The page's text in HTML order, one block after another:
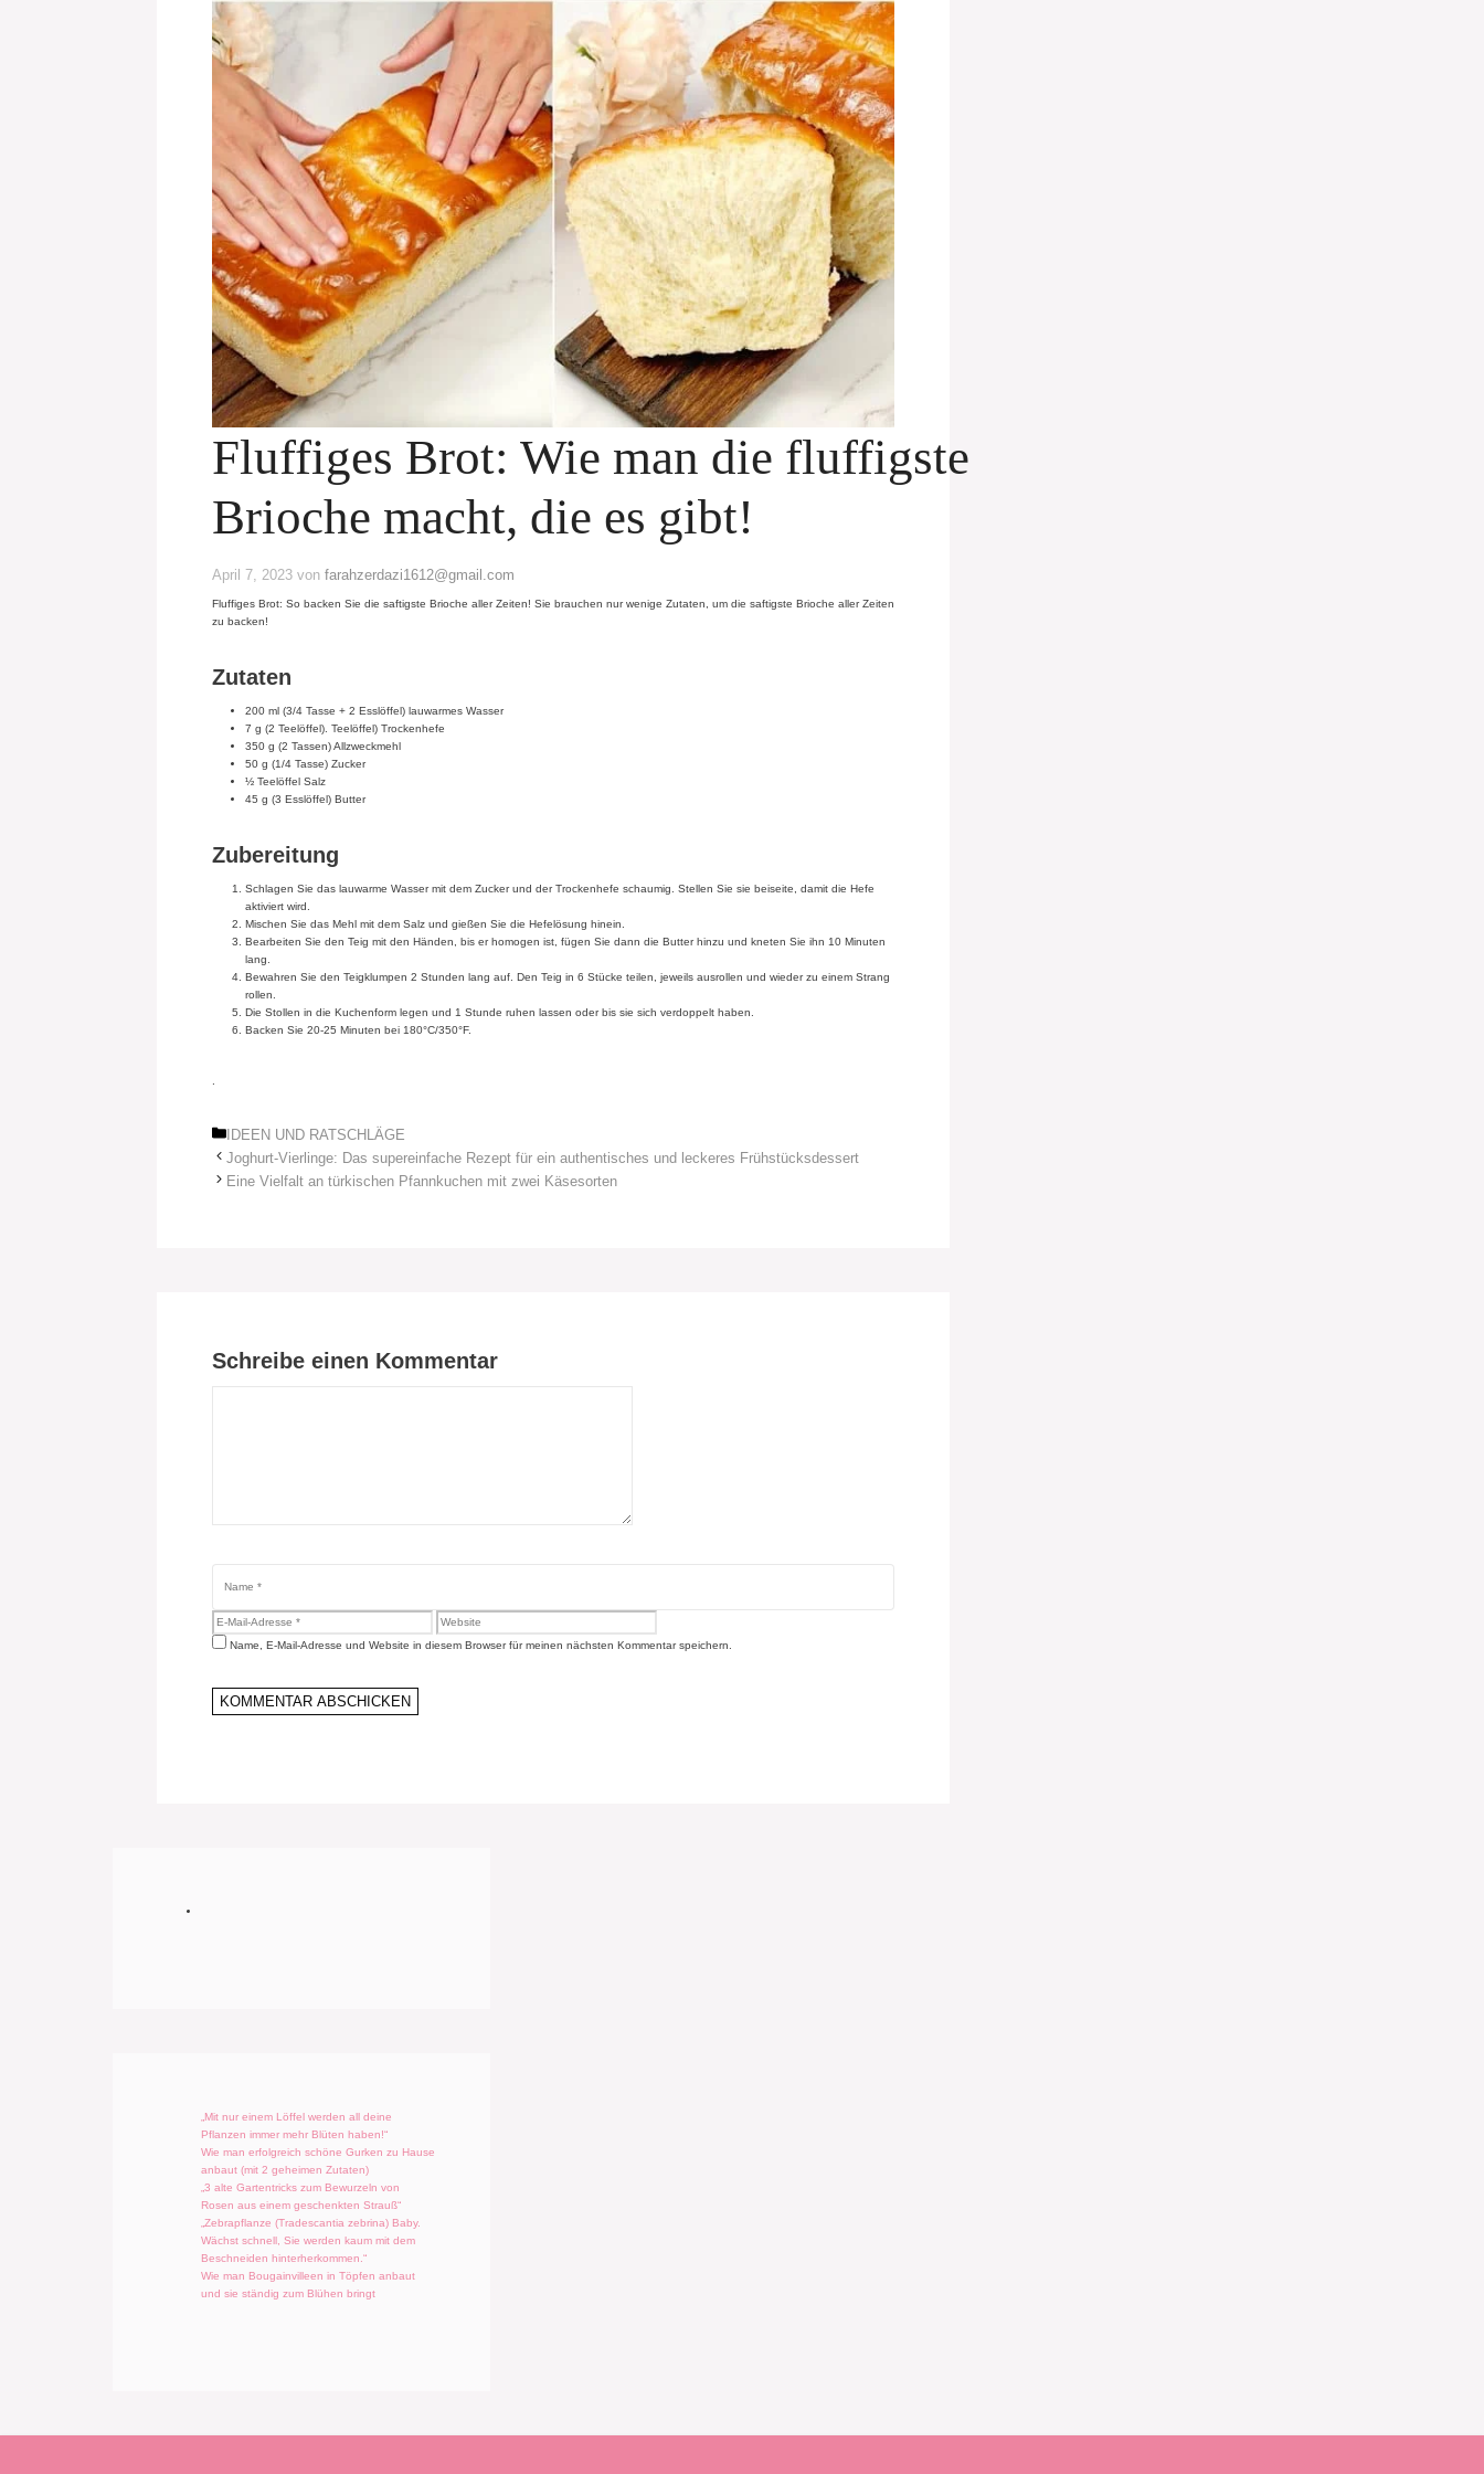
Fluffiges Brot: Wie man die fluffigste
Brioche macht, die es gibt!
April 7, 2023 von farahzerdazi1612@gmail.com
Fluffiges Brot: So backen Sie die saftigste Brioche aller Zeiten! Sie brauchen nur wenige Zutaten, um die saftigste Brioche aller Zeiten
zu backen!
Zutaten
200 ml (3/4 Tasse + 2 Esslöffel) lauwarmes Wasser
7 g (2 Teelöffel). Teelöffel) Trockenhefe
350 g (2 Tassen) Allzweckmehl
50 g (1/4 Tasse) Zucker
½ Teelöffel Salz
45 g (3 Esslöffel) Butter
Zubereitung
Schlagen Sie das lauwarme Wasser mit dem Zucker und der Trockenhefe schaumig. Stellen Sie sie beiseite, damit die Hefe
aktiviert wird.
Mischen Sie das Mehl mit dem Salz und gießen Sie die Hefelösung hinein.
Bearbeiten Sie den Teig mit den Händen, bis er homogen ist, fügen Sie dann die Butter hinzu und kneten Sie ihn 10 Minuten
lang.
Bewahren Sie den Teigklumpen 2 Stunden lang auf. Den Teig in 6 Stücke teilen, jeweils ausrollen und wieder zu einem Strang
rollen.
Die Stollen in die Kuchenform legen und 1 Stunde ruhen lassen oder bis sie sich verdoppelt haben.
Backen Sie 20-25 Minuten bei 180°C/350°F.
Kategorien
IDEEN UND RATSCHLÄGE
Joghurt-Vierlinge: Das supereinfache Rezept für ein authentisches und leckeres Frühstücksdessert
Eine Vielfalt an türkischen Pfannkuchen mit zwei Käsesorten
Schreibe einen Kommentar
E-
Mail-
Adresse
Website
Name, E-Mail-Adresse und Website in diesem Browser für meinen nächsten Kommentar speichern.
„Mit nur einem Löffel werden all deine
Pflanzen immer mehr Blüten haben!“
Wie man erfolgreich schöne Gurken zu Hause
anbaut (mit 2 geheimen Zutaten)
„3 alte Gartentricks zum Bewurzeln von
Rosen aus einem geschenkten Strauß“
„Zebrapflanze (Tradescantia zebrina) Baby.
Wächst schnell, Sie werden kaum mit dem
Beschneiden hinterherkommen.“
Wie man Bougainvilleen in Töpfen anbaut
und sie ständig zum Blühen bringt